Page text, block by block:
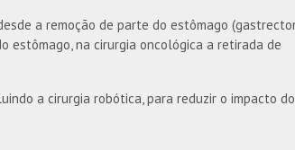
a remoção de parte do estômago
na cirurgia oncológica a retirada de
a cirurgia robótica, para reduzir o impacto do